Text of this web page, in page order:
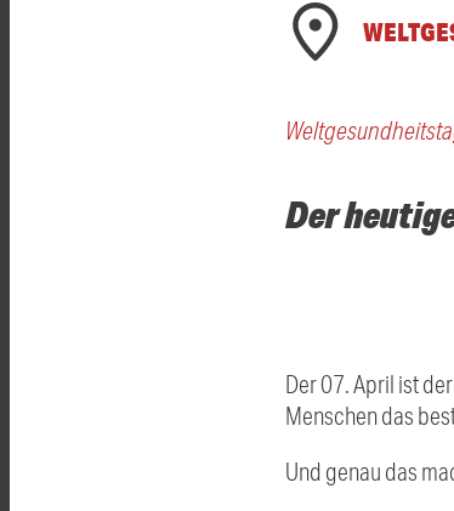
Der
Der 07. April ist der
Menschen das
Und genau das